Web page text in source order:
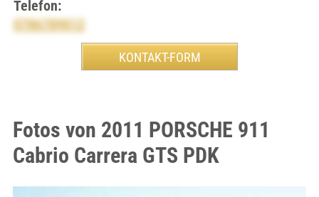
Telefon:
0786789012
Fotos von 2011 PORSCHE 911
Cabrio Carrera GTS PDK